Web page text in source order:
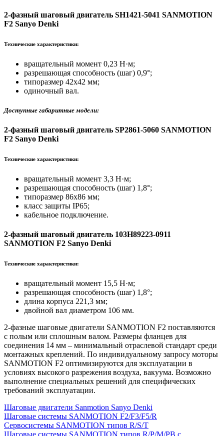
2-фазный шаговый двигатель SH1421-5041 SANMOTION
F2 Sanyo Denki
Технические характеристики:
вращательный момент 0,23 Н·м;
разрешающая способность (шаг) 0,9°;
типоразмер 42х42 мм;
одиночный вал.
Доступные габаритные модели:
2-фазный шаговый двигатель SP2861-5060 SANMOTION
F2 Sanyo Denki
Технические характеристики:
вращательный момент 3,3 Н·м;
разрешающая способность (шаг) 1,8°;
типоразмер 86х86 мм;
класс защиты IP65;
кабельное подключение.
2-фазный шаговый двигатель 103H89223-0911
SANMOTION F2 Sanyo Denki
Технические характеристики:
вращательный момент 15,5 Н·м;
разрешающая способность (шаг) 1,8°;
длина корпуса 221,3 мм;
двойной вал диаметром 106 мм.
2-фазные шаговые двигатели SANMOTION F2 поставляются
с полым или сплошным валом. Размеры фланцев для
соединения 14 мм – минимальный отраслевой стандарт среди
монтажных креплений. По индивидуальному запросу моторы
SANMOTION F2 оптимизируются для эксплуатации в
условиях высокого разрежения воздуха, вакуума. Возможно
выполнение специальных решений для специфических
требований эксплуатации.
Шаговые двигатели Sanmotion Sanyo Denki
Шаговые системы SANMOTION F2/F3/F5/R
Сервосистемы SANMOTION типов R/S/T